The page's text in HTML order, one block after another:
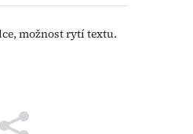
možnost rytí textu.